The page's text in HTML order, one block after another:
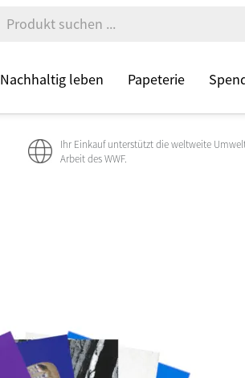
Nachhaltig leben Papeterie
Ihr Einkauf unterstützt die weltweite
Arbeit des WWF.